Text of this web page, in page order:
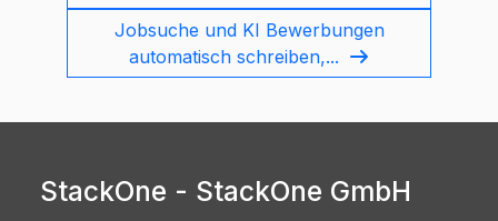
Jobsuche und KI Bewerbungen
automatisch schreiben,...
StackOne - StackOne GmbH